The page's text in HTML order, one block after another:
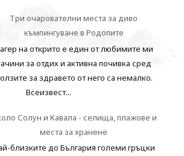
Три очарователни места за диво
къмпингуване в Родопите
на открито е един от любимите ми
за отдих и активна почивка сред
за здравето от него са немалко.
Всеизвест...
Солун и Кавала - селища, плажове и
места за хранене
близките до България големи гръцки